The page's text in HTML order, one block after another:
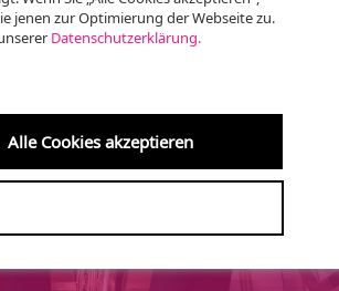
Höhepunkte
jenen zur Optimierung der Webseite zu.
Datenschutzerklärung.
Alle Cookies akzeptieren